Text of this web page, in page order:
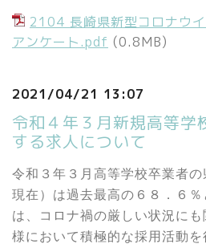
2104 長崎県新型コロナウ
アンケート.pdf (0.8MB)
2021/04/21 13:07
令和４年３月新規高等学
する求人について
令和３年３月高等学校卒業者の
現在）は過去最高の６８．６
は、コロナ禍の厳しい状況に
様において積極的な採用活動